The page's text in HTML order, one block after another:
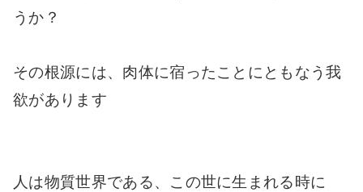
うか？
その根源には、肉体に宿ったことにともなう我
欲があります
人は物質世界である、この世に生まれる時に